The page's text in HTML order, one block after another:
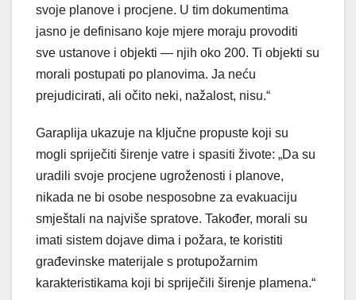
svoje planove i procjene. U tim dokumentima
jasno je definisano koje mjere moraju provoditi
sve ustanove i objekti — njih oko 200. Ti objekti su
morali postupati po planovima. Ja neću
prejudicirati, ali očito neki, nažalost, nisu.“
Garaplija ukazuje na ključne propuste koji su
mogli spriječiti širenje vatre i spasiti živote: „Da su
uradili svoje procjene ugroženosti i planove,
nikada ne bi osobe nesposobne za evakuaciju
smještali na najviše spratove. Također, morali su
imati sistem dojave dima i požara, te koristiti
građevinske materijale s protupožarnim
karakteristikama koji bi spriječili širenje plamena.“